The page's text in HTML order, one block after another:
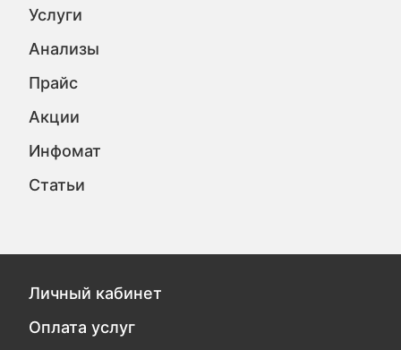
Услуги
Анализы
Прайс
Акции
Инфомат
Статьи
Личный кабинет
Оплата услуг